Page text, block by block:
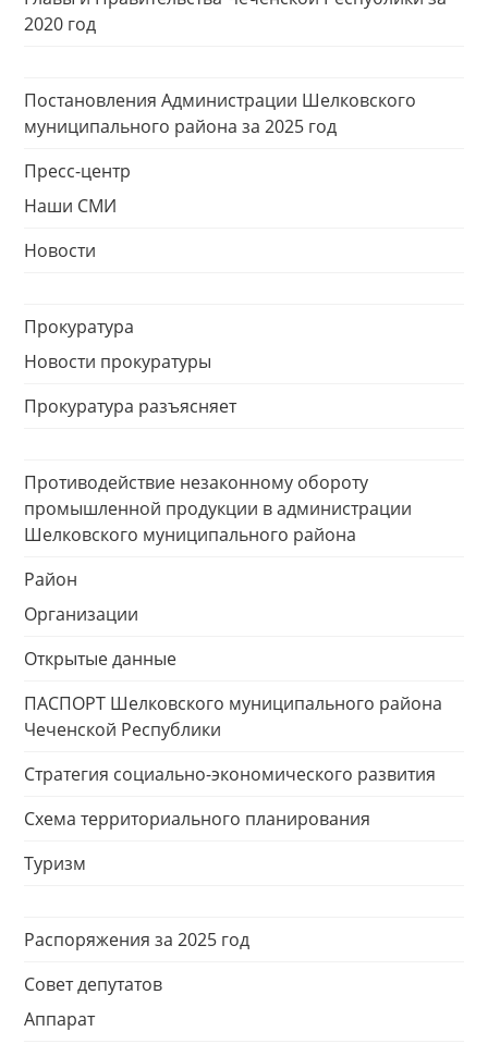
2020 год
Постановления Администрации Шелковского
муниципального района за 2025 год
Пресс-центр
Наши СМИ
Новости
Прокуратура
Новости прокуратуры
Прокуратура разъясняет
Противодействие незаконному обороту
промышленной продукции в администрации
Шелковского муниципального района
Район
Организации
Открытые данные
ПАСПОРТ Шелковского муниципального района
Чеченской Республики
Стратегия социально-экономического развития
Схема территориального планирования
Туризм
Распоряжения за 2025 год
Совет депутатов
Аппарат